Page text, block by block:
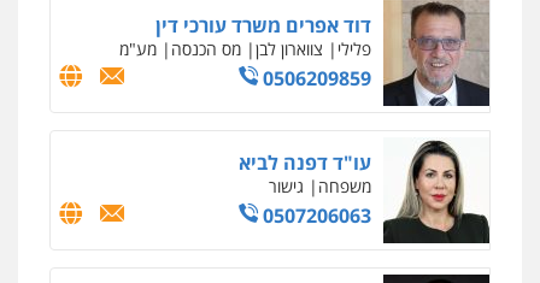
דוד אפרים משרד עורכי דין
פלילי צווארון לבן מס הכנסה מע"מ
0506209859
עו"ד דפנה לביא
משפחה גישור
0507206063